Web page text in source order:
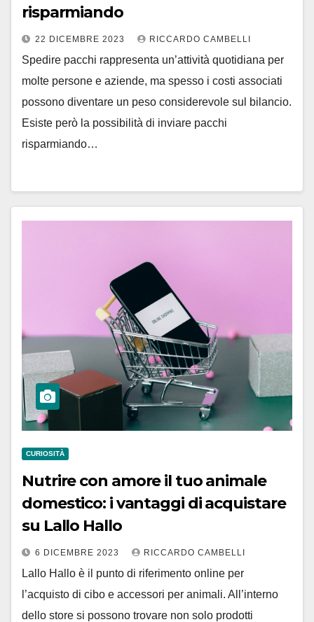
risparmiando
22 DICEMBRE 2023 RICCARDO CAMBELLI
Spedire pacchi rappresenta un’attività quotidiana per
molte persone e aziende, ma spesso i costi associati
possono diventare un peso considerevole sul bilancio.
Esiste però la possibilità di inviare pacchi
risparmiando…
CURIOSITÀ
Nutrire con amore il tuo animale
domestico: i vantaggi di acquistare
su Lallo Hallo
6 DICEMBRE 2023 RICCARDO CAMBELLI
Lallo Hallo è il punto di riferimento online per
l’acquisto di cibo e accessori per animali. All’interno
dello store si possono trovare non solo prodotti